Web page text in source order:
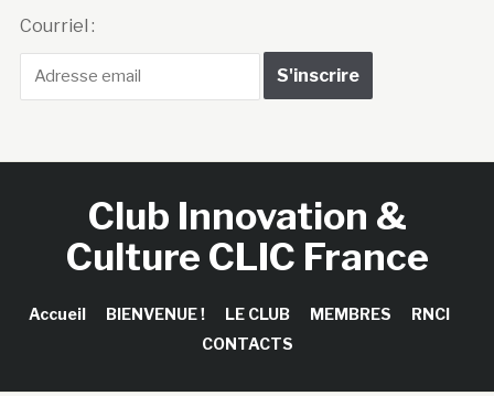
Courriel :
Club Innovation &
Culture CLIC France
Accueil BIENVENUE ! LE CLUB MEMBRES
RNCI
CONTACTS